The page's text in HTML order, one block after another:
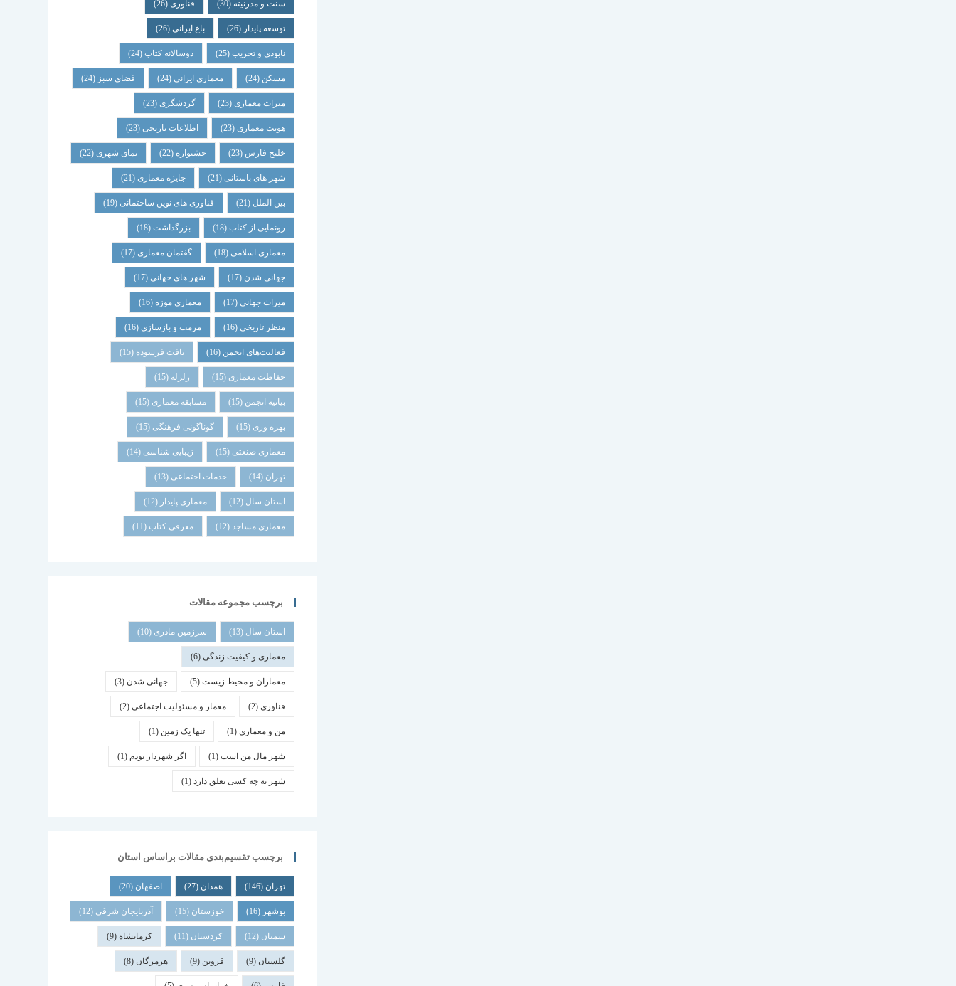
سنت و مدرنیته (30) فناوری(26)
توسعه پایدار (26) باغ ایرانی(26)
نابودی و تخریب(25) دوسالانه کتاب(24)
مسکن (24) معماری ایرانی(24) فضای سبز (24)
میراث معماری(23) گردشگری(23)
هویت معماری(23) اطلاعات تاریخی(23)
خلیج فارس (23) جشنواره (22) نمای شهری(22)
شهر های باستانی(21) جایزه معماری(21)
بین الملل (21) فناوری های نوین ساختمانی(19)
رونمایی از کتاب(18) بزرگداشت(18)
معماری اسلامی(18) گفتمان معماری(17)
جهانی شدن (17) شهر های جهانی(17)
میراث جهانی(17) معماری موزه (16)
منظر تاریخی(16) مرمت و بازسازی(16)
فعالیت‌های انجمن (16) بافت فرسوده (15)
حفاظت معماری (15) زلزله (15)
بیانیه انجمن (15) مسابقه معماری (15)
بهره وری (15) گوناگونی فرهنگی (15)
معماری صنعتی (15) زیبایی شناسی (14)
تهران (14) خدمات اجتماعی (13)
استان سال (12) معماری پایدار (12)
معماری مساجد(12) معرفی کتاب (11)
برچسب مجموعه مقالات
استان سال (13) سرزمین مادری (10)
معماری و کیفیت زندگی(6)
معماران و محیط زیست(5) جهانی شدن (3)
فناوری(2) معمار و مسئولیت اجتماعی(2)
من و معماری(1) تنها یک زمین (1)
شهر مال من است(1) اگر شهردار بودم (1)
شهر به چه کسی تعلق دارد(1)
برچسب تقسیم‌بندی مقالات براساس استان
تهران (146) همدان (27) اصفهان (20)
بوشهر (16) خوزستان (15) آذربایجان شرقی (12)
سمنان (12) کردستان (11) کرمانشاه(9)
گلستان (9) قزوین (9) هرمزگان (8)